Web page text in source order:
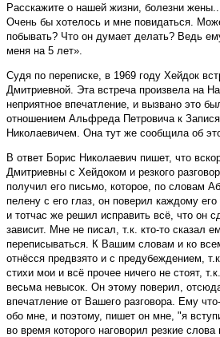
Расскажите о нашей жизни, болезни
Очень бы хотелось и мне повидаться.
побывать? Что он думает делать? Ведь
меня на 5 лет».
Судя по переписке, в 1969 году Хейдок
Дмитриевной. Эта встреча произвела на
неприятное впечатление, и вызвано это
отношением Альфреда Петровича к
Николаевичем. Она тут же сообщила об
В ответ Борис Николаевич пишет, что
Дмитриевны с Хейдоком и резкого
получил его письмо, которое, по словам
пелену с его глаз, он поверил каждому
и тотчас же решил исправить всё, что он
зависит. Мне не писал, т.к. кто-то сказал
переписываться. К Вашим словам и ко
отнёсся предвзято и с предубеждением,
стихи мои и всё прочее ничего не стоят,
весьма невысок. Он этому поверил,
впечатление от Вашего разговора. Ему
обо мне, и поэтому, пишет он мне, "я
во время которого наговорил резкие